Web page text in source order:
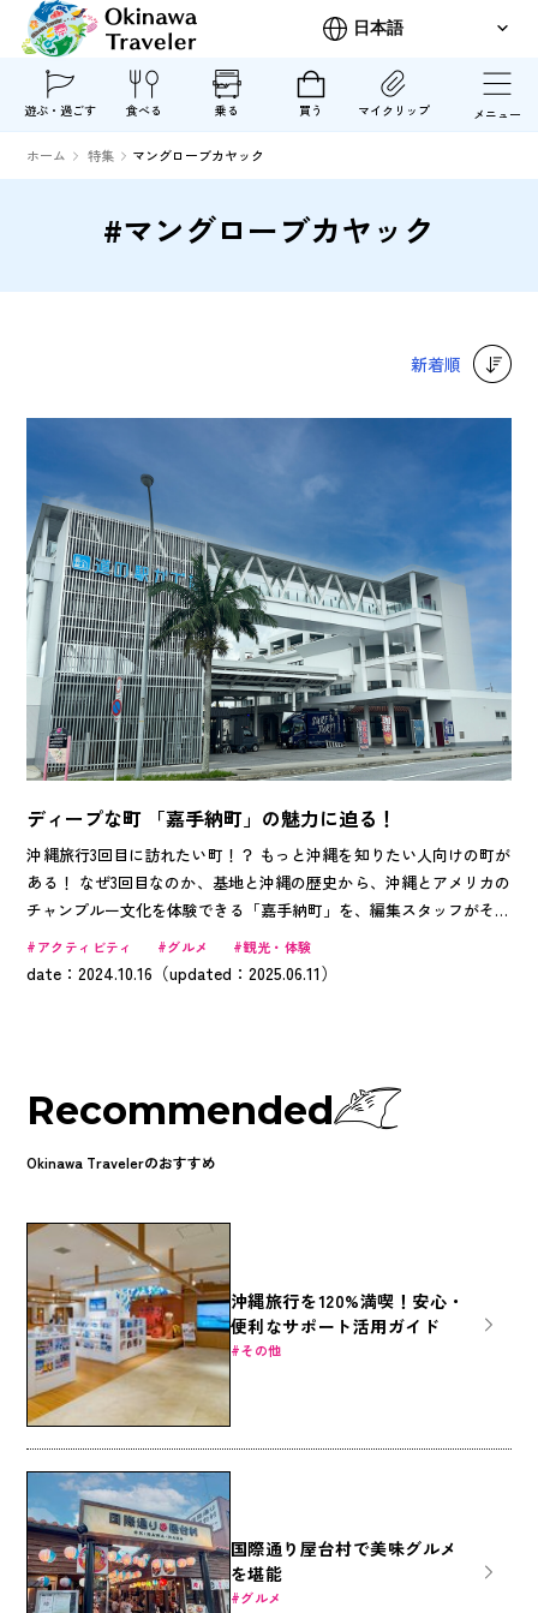
遊ぶ・過ごす 食べる 乗る 買う マイクリップ メニュー
ホーム 特集 マングローブカヤック
#マングローブカヤック
新着順
ディープな町 「嘉手納町」の魅力に迫る！
沖縄旅行3回目に訪れたい町！？ もっと沖縄を知りたい人向けの町が
ある！ なぜ3回目なのか、基地と沖縄の歴史から、沖縄とアメリカの
チャンプルー文化を体験できる「嘉手納町」を、編集スタッフがその
ディープさと魅力をお伝えします！
アクティビティ グルメ 観光・体験
date：2024.10.16（updated：2025.06.11）
Recommended
Okinawa Travelerのおすすめ
沖縄旅行を120%満喫！安心・
便利なサポート活用ガイド
その他
国際通り屋台村で美味グルメ
を堪能
グルメ